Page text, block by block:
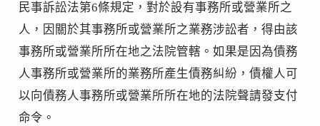
民事訴訟法第6條規定，對於設有事務所或營業所之
人，因關於其事務所或營業所之業務涉訟者，得由該
事務所或營業所所在地之法院管轄。如果是因為債務
人事務所或營業所的業務所產生債務糾紛，債權人可
以向債務人事務所或營業所所在地的法院聲請發支付
命令。